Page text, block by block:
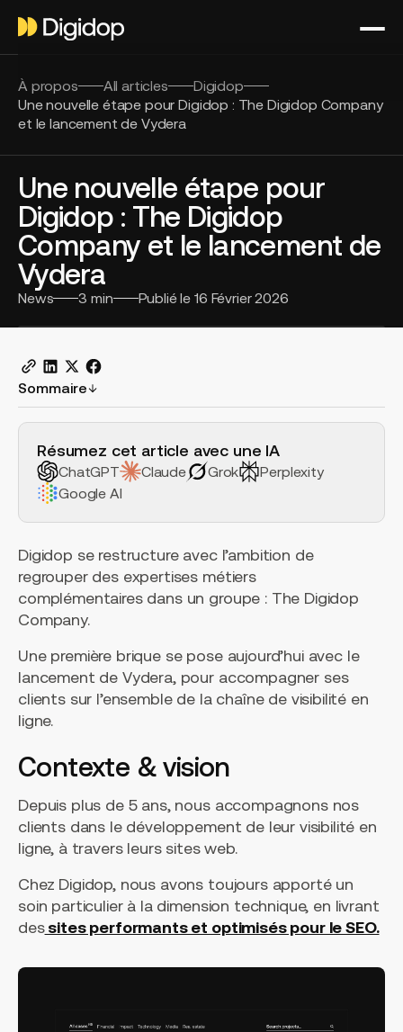
À propos All articles
Digidop
Une nouvelle étape pour Digidop : The Digidop Company
et le lancement de Vydera
Une nouvelle étape pour
Digidop : The Digidop
Company et le lancement de
Vydera
News 3 min Publié le 16 Février 2026
Sommaire
Résumez cet article avec une IA
ChatGPT Claude Grok
Perplexity
Google AI
Digidop se restructure avec l’ambition de
regrouper des expertises métiers
complémentaires dans un groupe : The Digidop
Company.
Une première brique se pose aujourd’hui avec le
lancement de Vydera, pour accompagner ses
clients sur l’ensemble de la chaîne de visibilité en
ligne.
Contexte & vision
Depuis plus de 5 ans, nous accompagnons nos
clients dans le développement de leur visibilité en
ligne, à travers leurs sites web.
Chez Digidop, nous avons toujours apporté un
soin particulier à la dimension technique, en livrant
dessites performants et optimisés pour le SEO.